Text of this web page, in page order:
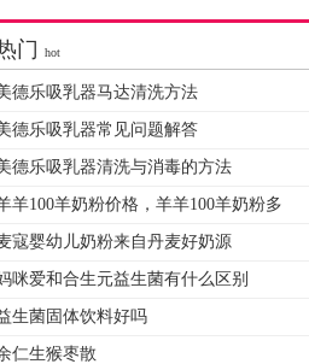
门 hot
德乐吸乳器马达清洗方法
德乐吸乳器常见问题解答
德乐吸乳器清洗与消毒的方法
羊100羊奶粉价格，羊羊100羊奶粉多
寇婴幼儿奶粉来自丹麦好奶源
咪爱和合生元益生菌有什么区别
生菌固体饮料好吗
仁生猴枣散